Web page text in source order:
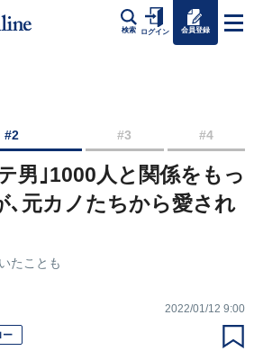
検索 ログイン 会員登録
#2 #3 #4
男｣1000人と関係をもっ
､元カノたちから愛され
たことも
2022/01/12 9:00
ー